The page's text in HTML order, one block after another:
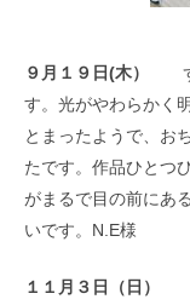
９月１９日(木）
す。光がやわらかく
とまったようで、お
たです。作品ひとつ
がまるで目の前にあ
いです。N.E様
１１月３日（日）